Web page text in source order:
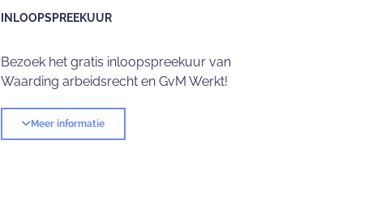
INLOOPSPREEKUUR
Bezoek het gratis inloopspreekuur van
Waarding arbeidsrecht en GvM Werkt!
Meer informatie